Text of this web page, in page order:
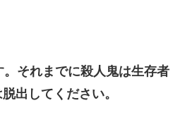
それまでに殺人鬼は生存者
出してください。